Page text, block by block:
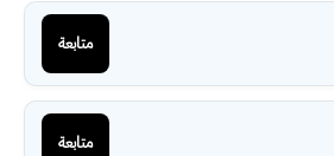
متابعة
متابعة